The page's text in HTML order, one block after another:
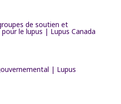
de soutien et
le lupus | Lupus Canada
| Lupus